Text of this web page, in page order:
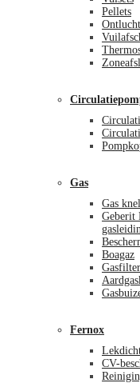
Pellets
Gas
Gas
Geberit
Boagaz
Fernox
CV-